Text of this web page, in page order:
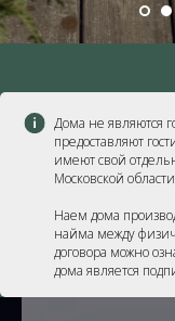
Дома не являются
предоставляют
имеют свой
Московской
Наем дома
найма между
договора можно
дома является